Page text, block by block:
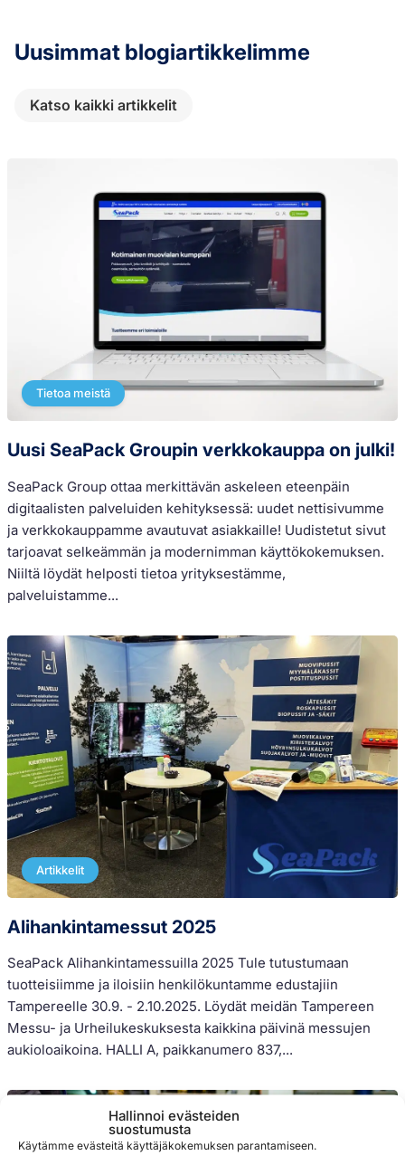
Hallinnoi evästeiden
suostumusta
Käytämme evästeitä käyttäjäkokemuksen parantamiseen.
Uusimmat blogiartikkelimme
Katso kaikki artikkelit
Tietoa meistä
Uusi SeaPack Groupin verkkokauppa on julki!
SeaPack Group ottaa merkittävän askeleen eteenpäin
digitaalisten palveluiden kehityksessä: uudet nettisivumme
ja verkkokauppamme avautuvat asiakkaille! Uudistetut sivut
tarjoavat selkeämmän ja modernimman käyttökokemuksen.
Niiltä löydät helposti tietoa yrityksestämme,
palveluistamme...
Artikkelit
Alihankintamessut 2025
SeaPack Alihankintamessuilla 2025 Tule tutustumaan
tuotteisiimme ja iloisiin henkilökuntamme edustajiin
Tampereelle 30.9. - 2.10.2025. Löydät meidän Tampereen
Messu- ja Urheilukeskuksesta kaikkina päivinä messujen
aukioloaikoina. HALLI A, paikkanumero 837,...